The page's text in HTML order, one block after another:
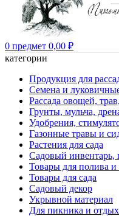
0 предмет 0,00 ₽
категории
Продукция для
Семена и
Рассада овощей,
Грунты, мульча,
Удобрения,
Газонные травы и
Растения для сада
Садовый инвентарь,
Товары для полива
Товары для сада
Садовый декор
Укрывной материал
Для пикника и